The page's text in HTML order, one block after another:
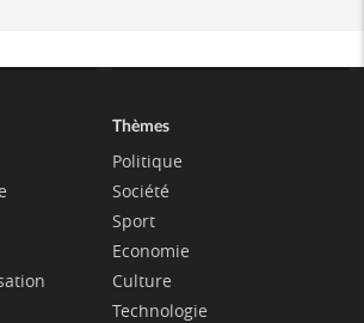
Thèmes
Politique
Société
Sport
Economie
Culture
Technologie